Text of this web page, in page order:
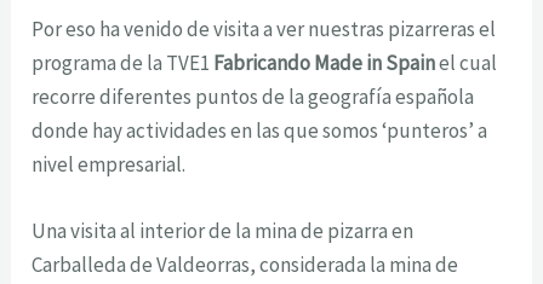
Por eso ha venido de visita a ver nuestras pizarreras el
programa de la TVE1 Fabricando Made in Spainel cual
recorre diferentes puntos de la geografía española
donde hay actividades en las que somos ‘punteros’ a
nivel empresarial.
Una visita al interior de la mina de pizarra en
Carballeda de Valdeorras, considerada la mina de